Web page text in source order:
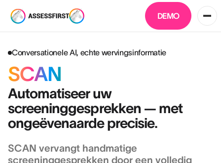
DEMO
Conversationele AI, echte wervingsinformatie
SCAN
Automatiseer uw
screeninggesprekken — met
ongeëvenaarde precisie.
SCAN vervangt handmatige
screeninggesprekken door een volledig